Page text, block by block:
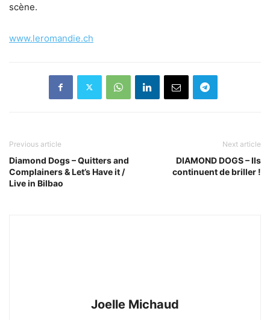
scène.
www.leromandie.ch
Previous article
Diamond Dogs – Quitters and
Complainers & Let’s Have it /
Live in Bilbao
Next article
DIAMOND DOGS – Ils
continuent de briller !
Joelle Michaud